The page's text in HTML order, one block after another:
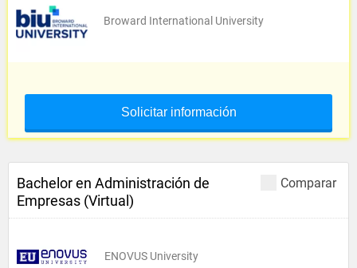
Broward International University
Solicitar información
Comparar
Bachelor en Administración de
Empresas (Virtual)
ENOVUS University